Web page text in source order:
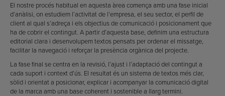
El nostre procés habitual en aquesta àrea comença amb una fase inicial
d’anàlisi, on estudiem l’activitat de l’empresa, el seu sector, el perfil de
client al qual s’adreça i els objectius de comunicació i posicionament que
ha de cobrir el contingut. A partir d’aquesta base, definim una estructura
editorial clara i desenvolupem textos pensats per ordenar el missatge,
facilitar la navegació i reforçar la presència orgànica del projecte.
La fase final se centra en la revisió, l’ajust i l’adaptació del contingut a
cada suport i context d’ús. El resultat és un sistema de textos més clar,
sòlid i orientat a posicionar, explicar i acompanyar la comunicació digital
de la marca amb una base coherent i sostenible a llarg termini.